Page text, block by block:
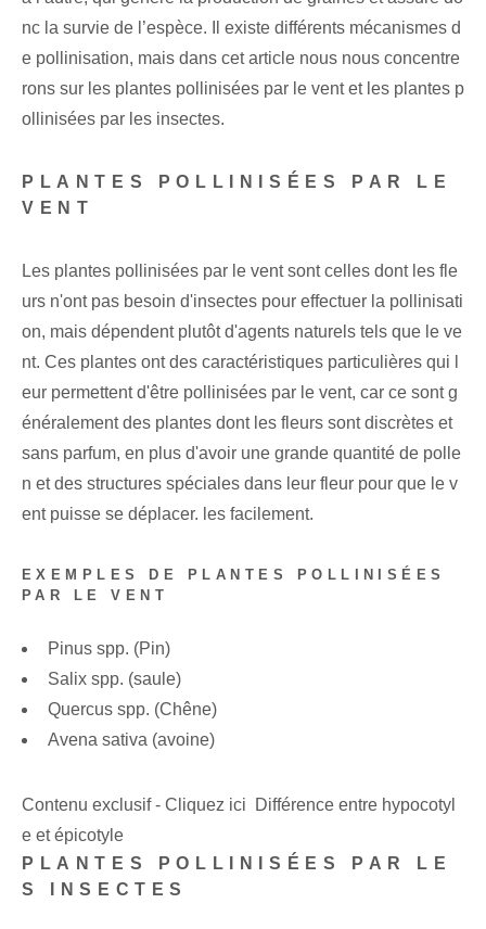
nc la survie de l’espèce. Il existe différents mécanismes d
e pollinisation, mais dans cet article nous nous concentre
rons sur les plantes pollinisées par le vent et les plantes p
ollinisées par les insectes.
PLANTES POLLINISÉES PAR LE
VENT
Les plantes pollinisées par le vent sont celles dont les fle
urs n'ont pas besoin d'insectes pour effectuer la pollinisati
on, mais dépendent plutôt d'agents naturels tels que le ve
nt. Ces plantes ont des caractéristiques particulières qui l
eur permettent d'être pollinisées par le vent, car ce sont g
énéralement des plantes dont les fleurs sont discrètes et
sans parfum, en plus d'avoir une grande quantité de polle
n et des structures spéciales dans leur fleur pour que le v
ent puisse se déplacer. les facilement.
EXEMPLES DE PLANTES POLLINISÉES
PAR LE VENT
Pinus spp. (Pin)
Salix spp. (saule)
Quercus spp. (Chêne)
Avena sativa (avoine)
Contenu exclusif - Cliquez ici Différence entre hypocotyl
e et épicotyle
PLANTES POLLINISÉES PAR LE
S INSECTES